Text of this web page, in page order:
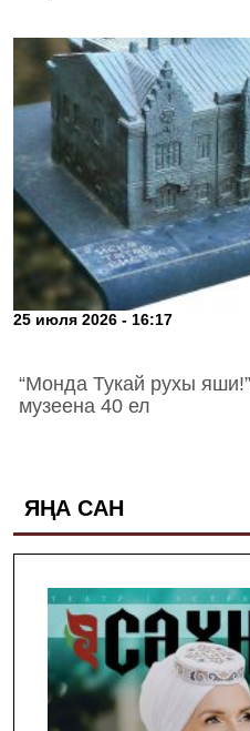
25 июля 2026 - 16:17
“Монда Тукай рухы
музеена 40 ел
ЯҢА САН